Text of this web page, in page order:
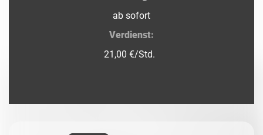
ab sofort
Verdienst:
21,00 €/Std.